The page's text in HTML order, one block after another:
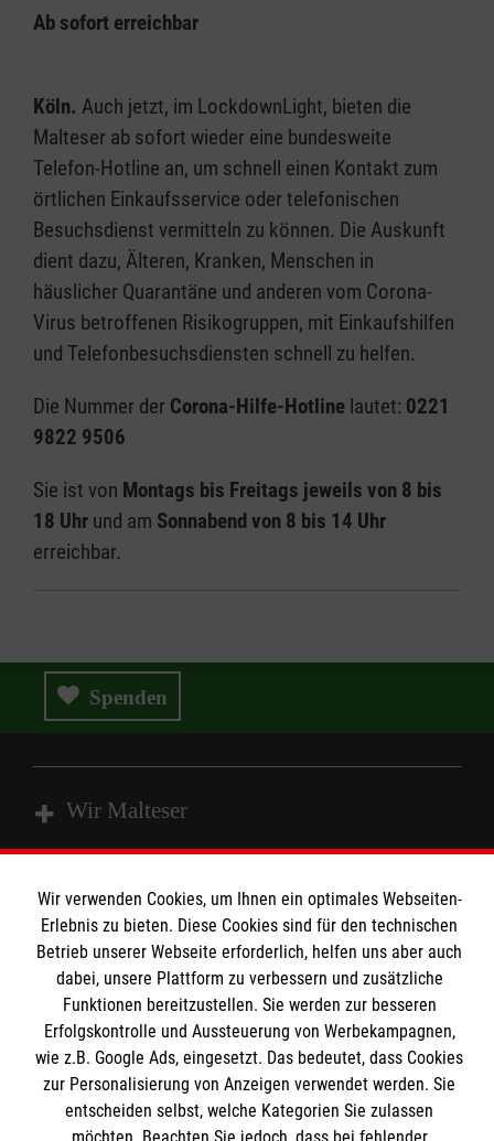
Ab sofort erreichbar
Köln. Auch jetzt, im LockdownLight, bieten die
Malteser ab sofort wieder eine bundesweite
Telefon-Hotline an, um schnell einen Kontakt zum
örtlichen Einkaufsservice oder telefonischen
Besuchsdienst vermitteln zu können. Die Auskunft
dient dazu, Älteren, Kranken, Menschen in
häuslicher Quarantäne und anderen vom Corona-
Virus betroffenen Risikogruppen, mit Einkaufshilfen
und Telefonbesuchsdiensten schnell zu helfen.
Die Nummer der Corona-Hilfe-Hotline lautet: 0221
9822 9506
Sie ist von Montags bis Freitags jeweils von 8 bis
18 Uhr und am Sonnabend von 8 bis 14 Uhr
erreichbar.
Spenden
Wir Malteser
Spenden und Helfen
Angebote und Leistungen
Unsere Kurse
Mitarbeiten
Wir Malteser
Informationen
Kontakt
Pressestelle
Impressum
Malteser online
Malteserorden
Wir verwenden Cookies, um Ihnen ein optimales Webseiten-
Erlebnis zu bieten. Diese Cookies sind für den technischen
Betrieb unserer Webseite erforderlich, helfen uns aber auch
dabei, unsere Plattform zu verbessern und zusätzliche
Funktionen bereitzustellen. Sie werden zur besseren
Erfolgskontrolle und Aussteuerung von Werbekampagnen,
wie z.B. Google Ads, eingesetzt. Das bedeutet, dass Cookies
zur Personalisierung von Anzeigen verwendet werden. Sie
entscheiden selbst, welche Kategorien Sie zulassen